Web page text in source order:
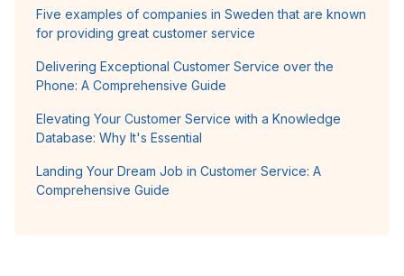
Five examples of companies in Sweden that are known
for providing great customer service
Delivering Exceptional Customer Service over the
Phone: A Comprehensive Guide
Elevating Your Customer Service with a Knowledge
Database: Why It's Essential
Landing Your Dream Job in Customer Service: A
Comprehensive Guide